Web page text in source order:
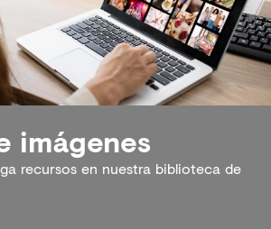
imágenes
recursos en nuestra biblioteca de